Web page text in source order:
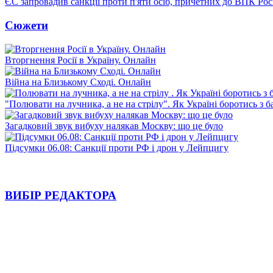
Сюжети
Вторгнення Росії в Україну. Онлайн
Війна на Близькому Сході. Онлайн
"Полювати на лучника, а не на стрілу". Як Україні боротись з
Загадковий звук вибуху налякав Москву: що це було
Підсумки 06.08: Санкції проти РФ і дрон у Лейпцигу
ВИБІР РЕДАКТОРА